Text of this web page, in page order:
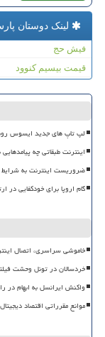
لینک دوستان
فیش حج
قیمت بیسیم کنوود
لپ تاپ های جدید ایسوس
اینترنت طبقاتی چه پیامدهایی
ضروریست اینترنت به
گام اروپا برای خودکفایی در
خاموشی سراسری، اتصال
خردسالان در تونل وحشت
واکنش ایرانسل به ابهام در
موانع مقرراتی اقتصاد